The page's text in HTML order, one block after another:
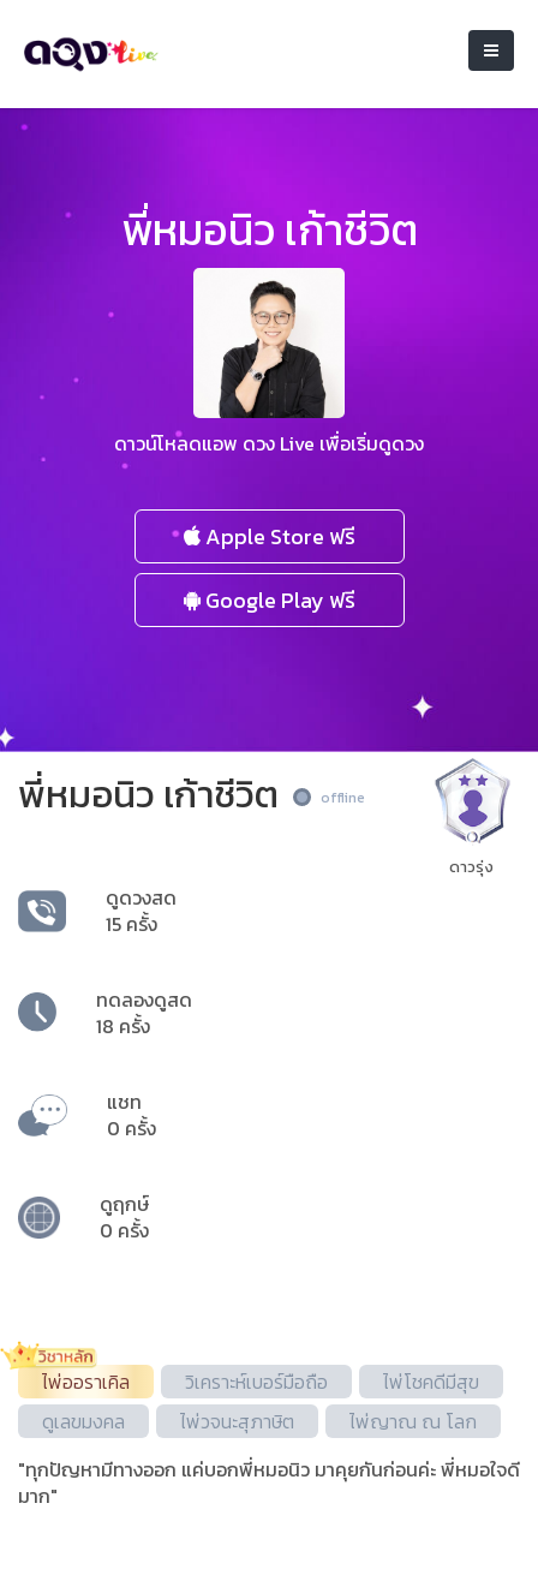
พี่หมอนิว เก้าชีวิต
ดาวน์โหลดแอพ ดวง Live เพื่อเริ่มดูดวง
Apple Store ฟรี
Google Play ฟรี
พี่หมอนิว เก้าชีวิต offline
ดูดวงสด
15 ครั้ง
ทดลองดูสด
18 ครั้ง
แชท
0 ครั้ง
ดูฤกษ์
0 ครั้ง
ดาวรุ่ง
ไพ่ออราเคิล วิเคราะห์เบอร์มือถือ
ไพ่โชคดีมีสุข
ดูเลขมงคล
ไพ่วจนะ​สุภาษิต​
ไพ่ญาณ ณ โลก
"ทุกปัญหามีทางออก แค่บอกพี่หมอนิว มาคุยกันก่อนค่ะ พี่หมอใจดี
มาก"